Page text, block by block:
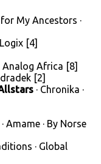
My Ancestors ·
[4]
Analog Africa [8]
[2]
· Chronika ·
· Amame · By Norse
· Global